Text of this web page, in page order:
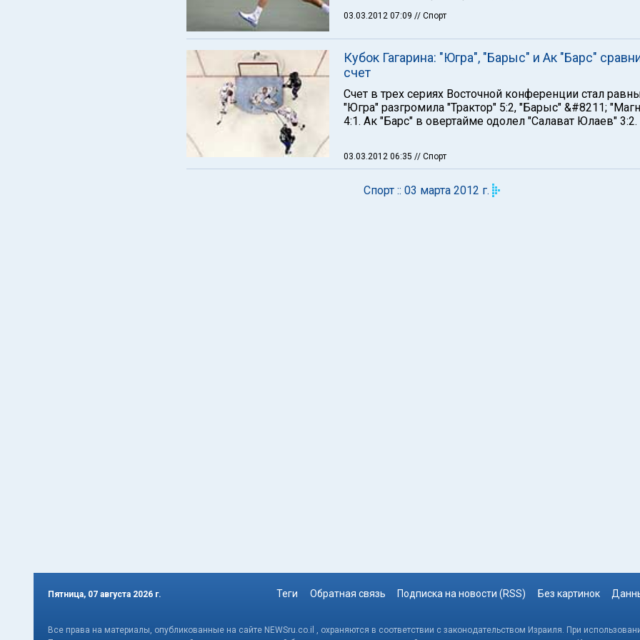
03.03.2012 07:09 // Спорт
Кубок Гагарина: "Югра", "Барыс" и Ак "Барс"
счет
Счет в трех сериях Восточной конференции стал
"Югра" разгромила "Трактор" 5:2, "Барыс" &#8211;
4:1. Ак "Барс" в овертайме одолел "Салават Юлаев" 3:2.
03.03.2012 06:35 // Спорт
Спорт :: 03 марта 2012 г.
Пятница, 07 августа 2026 г. Теги Обратная связь Подписка на новости (RSS) Без картинок
Все права на материалы, опубликованные на сайте NEWSru.co.il , охраняются в соответствии с законодательством Израиля. При